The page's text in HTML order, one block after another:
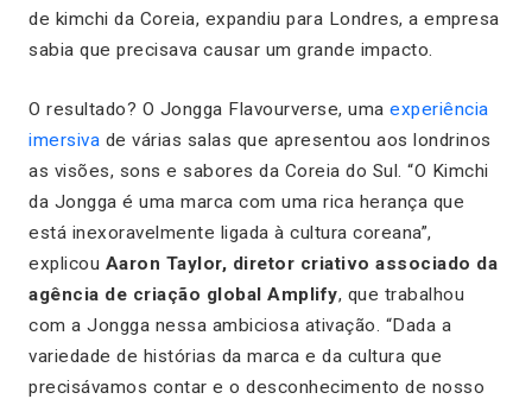
de kimchi da Coreia, expandiu para Londres, a empresa
sabia que precisava causar um grande impacto.
O resultado? O Jongga Flavourverse, uma experiência
imersiva de várias salas que apresentou aos londrinos
as visões, sons e sabores da Coreia do Sul. “O Kimchi
da Jongga é uma marca com uma rica herança que
está inexoravelmente ligada à cultura coreana”,
explicou Aaron Taylor, diretor criativo associado da
agência de criação global Amplify, que trabalhou
com a Jongga nessa ambiciosa ativação. “Dada a
variedade de histórias da marca e da cultura que
precisávamos contar e o desconhecimento de nosso